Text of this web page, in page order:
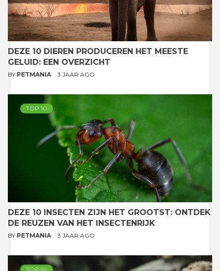
DEZE 10 DIEREN PRODUCEREN HET MEESTE
GELUID: EEN OVERZICHT
BY PETMANIA 3 JAAR AGO
TOP 10
DEZE 10 INSECTEN ZIJN HET GROOTST: ONTDEK
DE REUZEN VAN HET INSECTENRIJK
BY PETMANIA 3 JAAR AGO
TOP 10